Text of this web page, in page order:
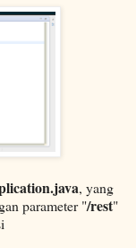
, yang
parameter "/rest"